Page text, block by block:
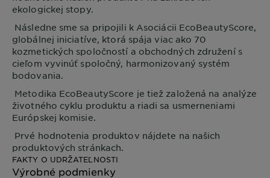
ekologickej stopy.
Následne sme sa pripojili k Asociácii EcoBeautyScore,
globálnej iniciatíve, ktorá spája viac ako 70
kozmetických spoločností a obchodných združení s
cieľom vyvinúť spoločný, harmonizovaný systém
bodovania.
Metodika EcoBeautyScore je tiež založená na analýze
životného cyklu produktu a riadi sa usmerneniami
Európskej komisie.
Prvé hodnotenia produktov nájdete na našich
produktových stránkach.
FAKTY O UDRŽATEĽNOSTI
Výrobné podmienky